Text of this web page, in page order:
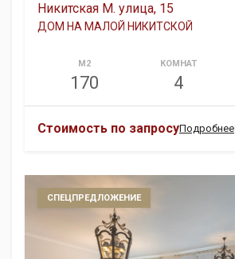
Никитская М. улица, 15
ДОМ НА МАЛОЙ НИКИТСКОЙ
М2
170
КОМНАТ
4
Стоимость по запросуПодробнее
СПЕЦПРЕДЛОЖЕНИЕ